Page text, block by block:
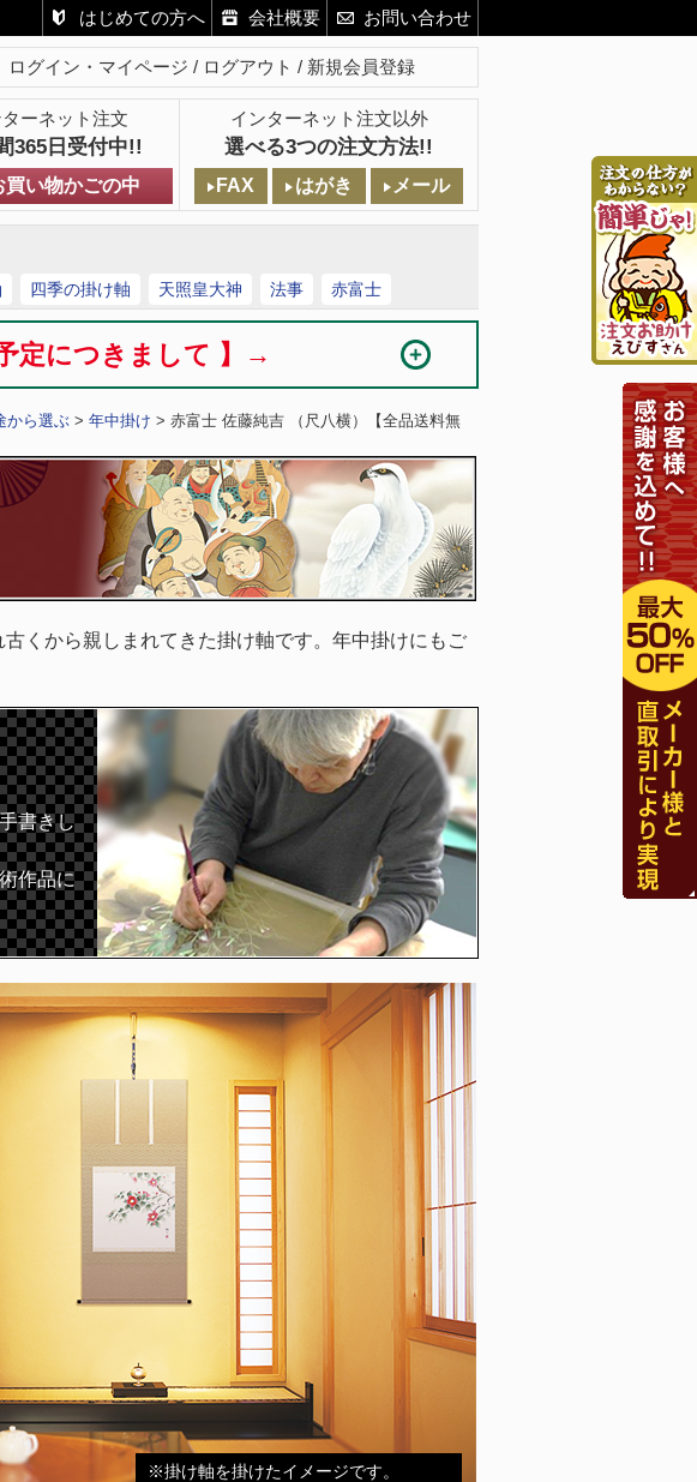
はじめての方へ 会社概要 お問い合わせ
ログイン・マイページ ログアウト 新規会員登録
ーネット注文
365日受付中!!
インターネット注文以外
選べる3つの注文方法!!
買い物かごの中 FAX はがき メール
四季の掛け軸 天照皇大神 法事 赤富士
予定につきまして 】→
から選ぶ > 年中掛け > 赤富士 佐藤純吉 （尺八横）【全品送料無
古くから親しまれてきた掛け軸です。年中掛けにもご
書きし
作品に
※掛け軸を掛けたイメージです。